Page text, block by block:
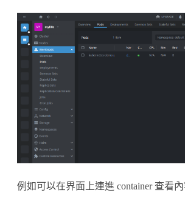
例如可以在界面上連進 container 查看